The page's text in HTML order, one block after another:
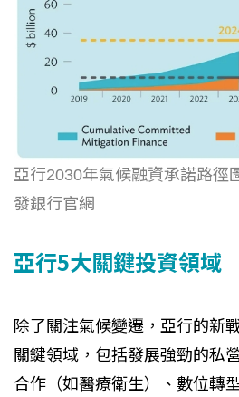
亞行2030年氣候融資承諾路徑
發銀行官網
亞行5大關鍵投資領域
除了關注氣候變遷，亞行的新
關鍵領域，包括發展強勁的私
合作（如醫療衛生）、數位轉